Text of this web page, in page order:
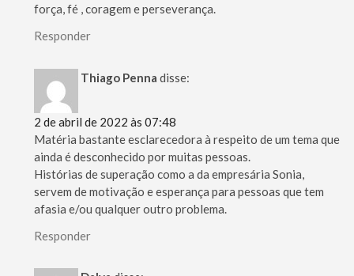
força, fé , coragem e perseverança.
Responder
Thiago Penna disse:
2 de abril de 2022 às 07:48
Matéria bastante esclarecedora à respeito de um tema que
ainda é desconhecido por muitas pessoas.
Histórias de superação como a da empresária Sonia,
servem de motivação e esperança para pessoas que tem
afasia e/ou qualquer outro problema.
Responder